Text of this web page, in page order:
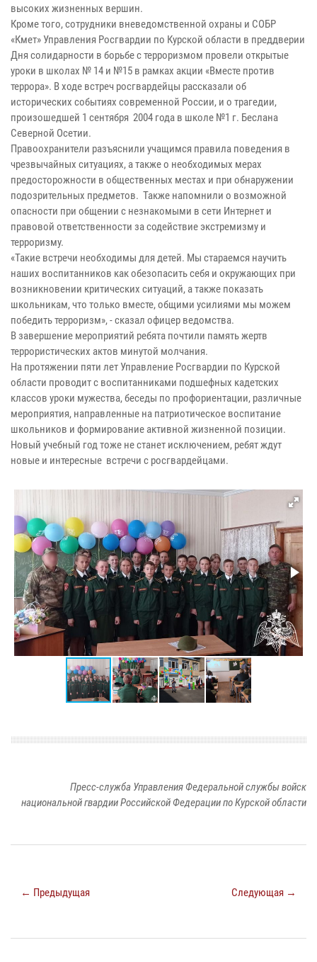
высоких жизненных вершин.
Кроме того, сотрудники вневедомственной охраны и СОБР
«Кмет» Управления Росгвардии по Курской области в преддверии
Дня солидарности в борьбе с терроризмом провели открытые
уроки в школах № 14 и №15 в рамках акции «Вместе против
террора». В ходе встреч росгвардейцы рассказали об
исторических событиях современной России, и о трагедии,
произошедшей 1 сентября 2004 года в школе №1 г. Беслана
Северной Осетии.
Правоохранители разъяснили учащимся правила поведения в
чрезвычайных ситуациях, а также о необходимых мерах
предосторожности в общественных местах и при обнаружении
подозрительных предметов. Также напомнили о возможной
опасности при общении с незнакомыми в сети Интернет и
правовой ответственности за содействие экстремизму и
терроризму.
«Такие встречи необходимы для детей. Мы стараемся научить
наших воспитанников как обезопасить себя и окружающих при
возникновении критических ситуаций, а также показать
школьникам, что только вместе, общими усилиями мы можем
победить терроризм», - сказал офицер ведомства.
В завершение мероприятий ребята почтили память жертв
террористических актов минутой молчания.
На протяжении пяти лет Управление Росгвардии по Курской
области проводит с воспитанниками подшефных кадетских
классов уроки мужества, беседы по профориентации, различные
мероприятия, направленные на патриотическое воспитание
школьников и формирование активной жизненной позиции.
Новый учебный год тоже не станет исключением, ребят ждут
новые и интересные встречи с росгвардейцами.
Пресс-служба Управления Федеральной службы войск
национальной гвардии Российской Федерации по Курской области
← Предыдущая Следующая →